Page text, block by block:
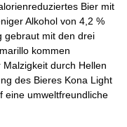
Bier mit
Alkohol von 4,2 %
gebraut mit den drei
kommen
durch Hellen
des Bieres Kona Light
eine umweltfreundliche